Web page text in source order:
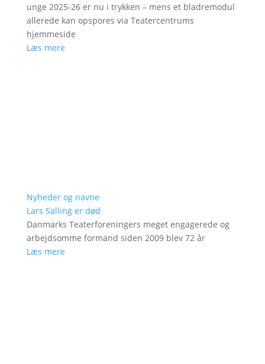
unge 2025-26 er nu i trykken – mens et bladremodul
allerede kan opspores via Teatercentrums
hjemmeside
Læs mere
Nyheder og navne
Lars Salling er død
Danmarks Teaterforeningers meget engagerede og
arbejdsomme formand siden 2009 blev 72 år
Læs mere